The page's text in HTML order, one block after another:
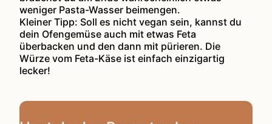
weniger Pasta-Wasser beimengen.
Kleiner Tipp: Soll es nicht vegan sein, kannst du
dein Ofengemüse auch mit etwas Feta
überbacken und den dann mit pürieren. Die
Würze vom Feta-Käse ist einfach einzigartig
lecker!